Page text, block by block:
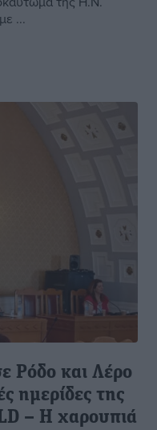
...
Ρόδο και Λέρο
ημερίδες της
– Η χαρουπιά